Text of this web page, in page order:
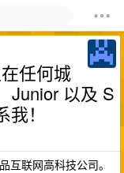
任何城
Junior 以及 S
！
互联网高科技公司。